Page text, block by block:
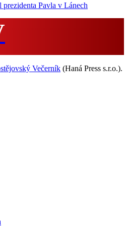
Pavla v Lánech
Večerník (Haná Press s.r.o.).